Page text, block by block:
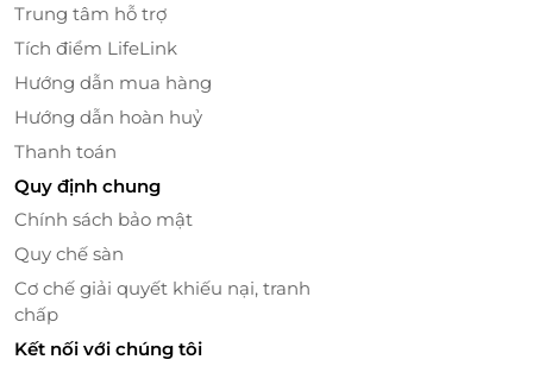
đưa quý khách du lịch vòng quanh thế giới, thưởng
thức đủ mọi hương vị món ăn từ Á sang Âu: Thăn
ngoại bò nướng dùng kèm rau củ nướng và sốt rượu
vang đỏ, cơm chiên hải sản bích ngọc, khoai đút lò
Trung tâm hỗ trợ
Tích điểm LifeLink
Hướng dẫn mua hàng
Hướng dẫn hoàn huỷ
Thanh toán
Quy định chung
Chính sách bảo mật
Quy chế sàn
Cơ chế giải quyết khiếu nại, tranh
chấp
Kết nối với chúng tôi